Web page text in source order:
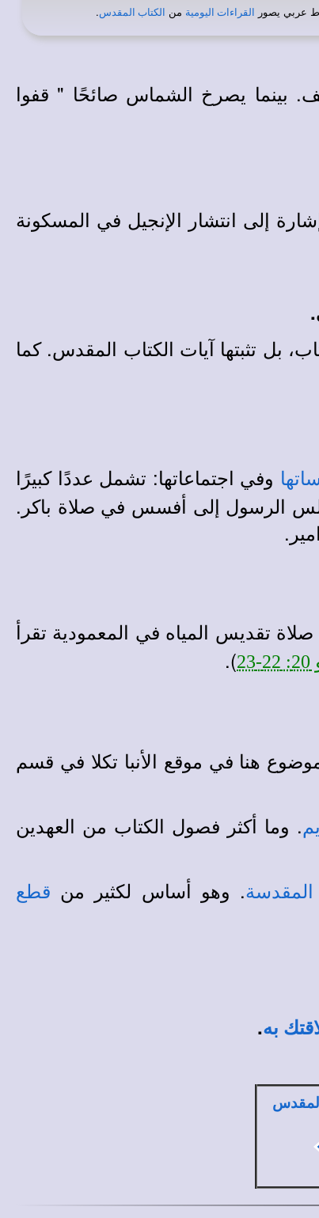
عربي يصور القراءات اليومية من الكتاب المقدس.
بينما يصرخ الشماس صائحًا " قفوا
إلى انتشار الإنجيل في المسكونة
بل تثبتها آيات الكتاب المقدس. كما
وفي اجتماعاتها: تشمل عددًا كبيرًا
الرسول إلى أفسس في صلاة باكر.
تقديس المياه في المعمودية تقرأ
).
هنا في موقع الأنبا تكلا في قسم
. وما أكثر فصول الكتاب من العهدين
المقدسة. وهو أساس لكثير من قطع
به.